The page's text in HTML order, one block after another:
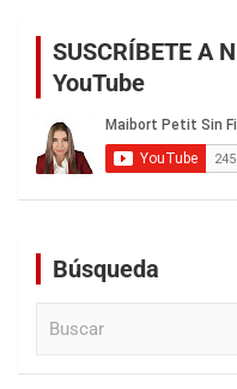
SUSCRÍBETE A
YouTube
Búsqueda